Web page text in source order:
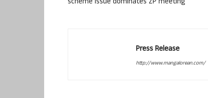
Press Release
http://www.mangalorean.com/